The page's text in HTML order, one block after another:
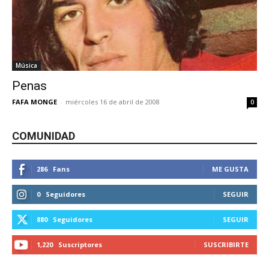
Música
Penas
FAFA MONGE - miércoles 16 de abril de 2008 0
COMUNIDAD
286 Fans ME GUSTA
0 Seguidores SEGUIR
880 Seguidores SEGUIR
1,220 Suscriptores SUSCRIBIRTE